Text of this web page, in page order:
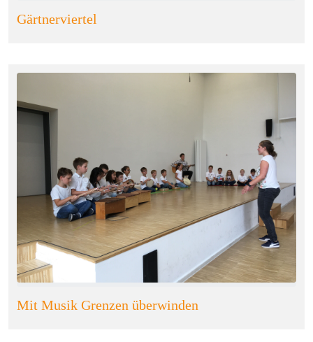
Gärtnerviertel
Mit Musik Grenzen überwinden